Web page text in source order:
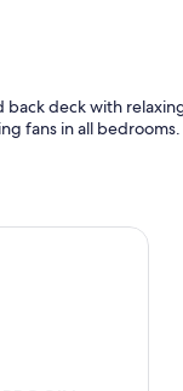
deck with
fans in all